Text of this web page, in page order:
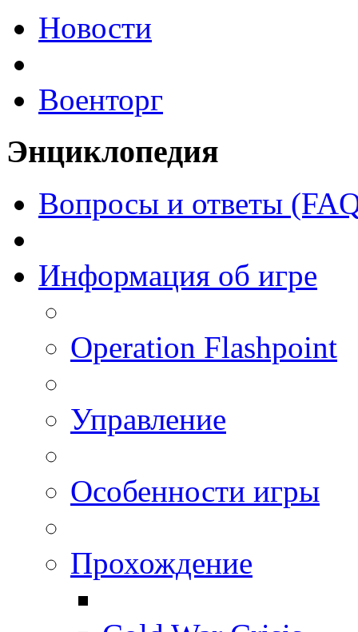
Новости
Военторг
Энциклопедия
Вопросы и ответы
Информация об игре
Operation Flashpoint
Управление
Особенности игры
Прохождение